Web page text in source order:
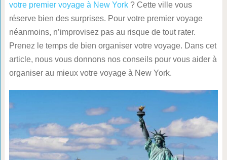
votre premier voyage à New York? Cette ville vous
réserve bien des surprises. Pour votre premier voyage
néanmoins, n’improvisez pas au risque de tout rater.
Prenez le temps de bien organiser votre voyage. Dans cet
article, nous vous donnons nos conseils pour vous aider à
organiser au mieux votre voyage à New York.